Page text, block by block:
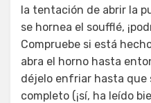
la tentación de abrir la
se hornea el soufflé,
Compruebe si está
abra el horno hasta
déjelo enfriar hasta que
completo (¡sí, ha leído